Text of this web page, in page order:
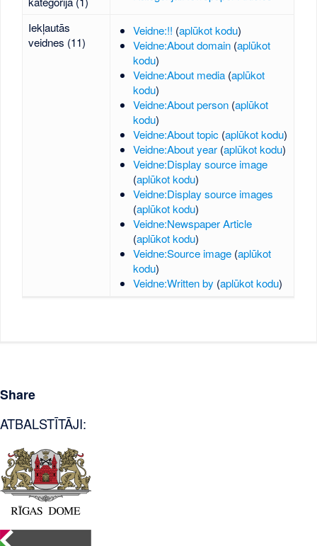
Iekļautās
veidnes (11)
Veidne:!! (aplūkot kodu)
Veidne:About domain (aplūkot
kodu)
Veidne:About media (aplūkot
kodu)
Veidne:About person (aplūkot
kodu)
Veidne:About topic (aplūkot kodu)
Veidne:About year (aplūkot kodu)
Veidne:Display source image
(aplūkot kodu)
Veidne:Display source images
(aplūkot kodu)
Veidne:Newspaper Article
(aplūkot kodu)
Veidne:Source image (aplūkot
kodu)
Veidne:Written by (aplūkot kodu)
Share
ATBALSTĪTĀJI: